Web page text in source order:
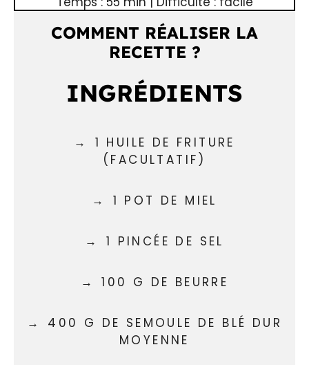
COMMENT RÉALISER LA
RECETTE ?
INGRÉDIENTS
1 HUILE DE FRITURE
(FACULTATIF)
1 POT DE MIEL
1 PINCÉE DE SEL
100 G DE BEURRE
400 G DE SEMOULE DE BLÉ DUR
MOYENNE